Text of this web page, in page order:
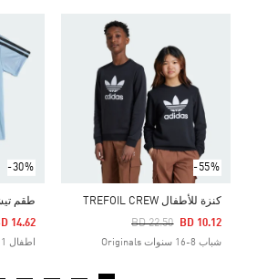
-55%
كنزة للأطفال TREFOIL CREW
Price Reduced From
BD 22.50
To BD 10.12
شباب 8-16 سنوات Originals
-30%
طقم
14.62
اطفال 1-4 سنوات Originals